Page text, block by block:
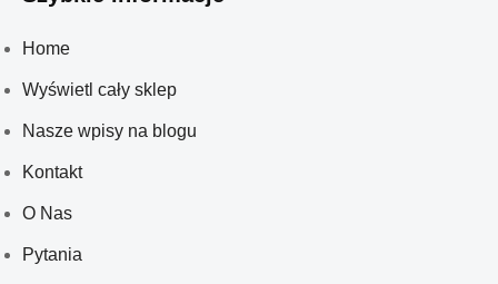
Home
Wyświetl cały sklep
Nasze wpisy na blogu
Kontakt
O Nas
Pytania